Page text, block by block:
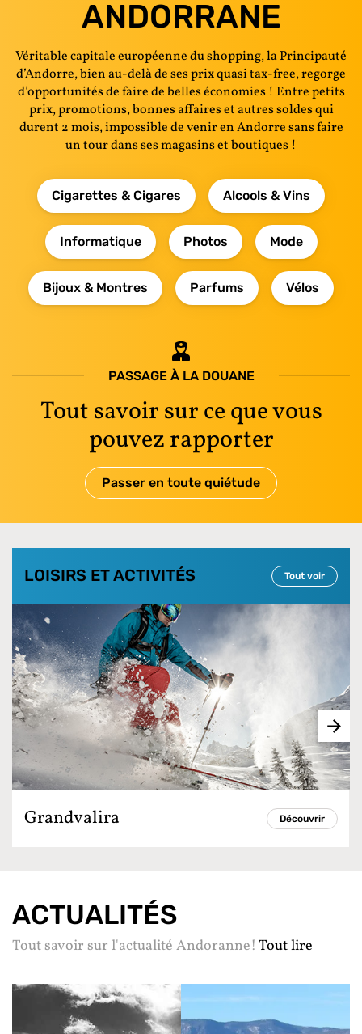
ANDORRANE
Véritable capitale européenne du shopping, la Principauté
d’Andorre, bien au-delà de ses prix quasi tax-free, regorge
d’opportunités de faire de belles économies ! Entre petits
prix, promotions, bonnes affaires et autres soldes qui
durent 2 mois, impossible de venir en Andorre sans faire
un tour dans ses magasins et boutiques !
Cigarettes & Cigares Alcools & Vins
Informatique Photos Mode
Bijoux & Montres Parfums Vélos
PASSAGE À LA DOUANE
Tout savoir sur ce que vous
pouvez rapporter
Passer en toute quiétude
LOISIRS ET ACTIVITÉS Tout voir
Grandvalira Découvrir
ACTUALITÉS
Tout savoir sur l'actualité Andoranne! Tout lire